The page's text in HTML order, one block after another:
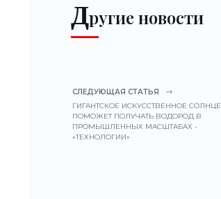
Другие новости
СЛЕДУЮЩАЯ СТАТЬЯ
ГИГАНТСКОЕ ИСКУССТВЕННОЕ СОЛНЦЕ
ПОМОЖЕТ ПОЛУЧАТЬ ВОДОРОД В
ПРОМЫШЛЕННЫХ МАСШТАБАХ -
«ТЕХНОЛОГИИ»